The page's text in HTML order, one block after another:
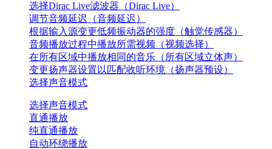
选择Dirac Live滤波器（Dirac Live）
调节音频延迟（音频延迟）
根据输入源变更低频振动器的强度（触觉传感器）
音频播放过程中播放所需视频（视频选择）
在所有区域中播放相同的音乐（所有区域立体声）
变更扬声器设置以匹配收听环境（扬声器预设）
选择声音模式
选择声音模式
直通播放
纯直通播放
自动环绕播放